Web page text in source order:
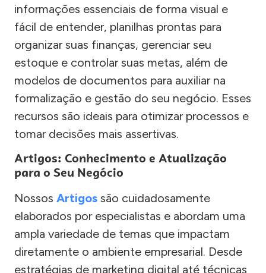
informações essenciais de forma visual e
fácil de entender, planilhas prontas para
organizar suas finanças, gerenciar seu
estoque e controlar suas metas, além de
modelos de documentos para auxiliar na
formalização e gestão do seu negócio. Esses
recursos são ideais para otimizar processos e
tomar decisões mais assertivas.
Artigos: Conhecimento e Atualização
para o Seu Negócio
Nossos Artigos são cuidadosamente
elaborados por especialistas e abordam uma
ampla variedade de temas que impactam
diretamente o ambiente empresarial. Desde
estratégias de marketing digital até técnicas